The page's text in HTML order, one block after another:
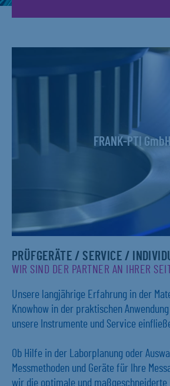
FRANK-PTI GmbH
PRÜFGERÄTE / SERVICE /
WIR SIND DER PARTNER AN IHRER
Unsere langjährige Erfahrung in der
Knowhow in der praktischen
unsere Instrumente und Service
Ob Hilfe in der Laborplanung oder
Messmethoden und Geräte für Ihre
wir die optimale und maßgeschneiderte